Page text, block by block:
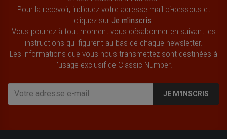
Pour la recevoir, indiquez votre adresse mail ci-dessous et
cliquez sur Je m'inscris
Vous pourrez à tout moment vous désabonner en suivant les
instructions qui figurent au bas de chaque newsletter.
Les informations que vous nous transmettez sont destinées à
l’usage exclusif de Classic Number.
JE M'INSCRIS